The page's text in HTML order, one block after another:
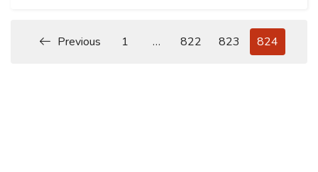
Previous 1 … 822 823 824